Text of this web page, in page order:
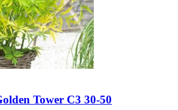
Tower C3 30-50